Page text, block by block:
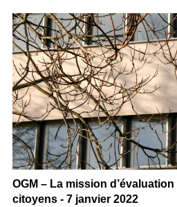
OGM – La mission
citoyens - 7 janvier 2022